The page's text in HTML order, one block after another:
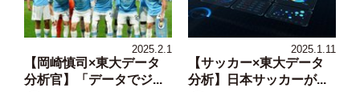
2025.2.1
【岡崎慎司×東大データ
分析官】「データでジ...
2025.1.11
【サッカー×東大データ
分析】日本サッカーが...